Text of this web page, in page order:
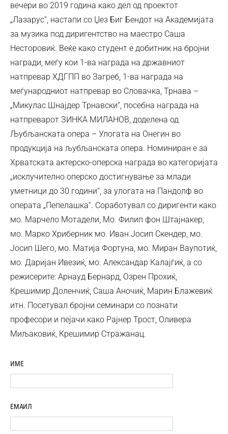
вечери во 2019 година како дел од проектот
„Лазарус“, настапи со Џез Биг Бендот на Академијата
за музика под диригентство на маестро Саша
Несторовиќ. Веќе како студент е добитник на бројни
награди, меѓу кои 1-ва награда на државниот
натпревар ХДГПП во Загреб, 1-ва награда на
меѓународниот натпревар во Словачка, Трнава –
„Микулас Шнајдер Трнавски“, посебна награда на
натпреварот ЗИНКА МИЛАНОВ, доделена од
Љубљанската опера – Улогата на Онегин во
продукција на љубљанската опера. Номиниран е за
Хрватската актерско-оперска награда во категоријата
„исклучително оперско достигнување за млади
уметници до 30 години“, за улогата на Пандолф во
операта „Пепелашка“. Соработувал со диригенти како
мо. Марчело Мотадели, Мо. Филип фон Штајнакер,
мо. Марко Хриберник мо. Иван Јосип Скендер, мо.
Јосип Шего, мо. Матија Фортуна, мо. Миран Ваупотиќ,
мо. Даријан Ивезиќ, мо. Александар Калајѓиќ, а со
режисерите: Арнауд Бернард, Озрен Прохиќ,
Крешимир Доленчиќ, Саша Аночиќ, Марин Блажевиќ
итн. Посетувал бројни семинари со познати
професори и пејачи како Рајнер Трост, Оливера
Миљаковиќ, Крешимир Стражанац.
ИМЕ
ЕМАИЛ